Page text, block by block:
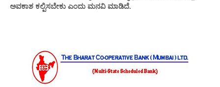
ಅವಕಾಶ ಕಲ್ಪಿಸಬೇಕು ಎಂದು ಮನವಿ ಮಾಡಿದೆ.